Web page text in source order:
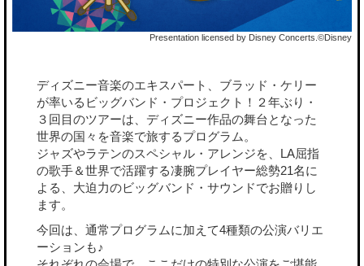
Presentation licensed by Disney Concerts.©Disney
ディズニー音楽のエキスパート、ブラッド・ケリー
が率いるビッグバンド・プロジェクト！​ ２年ぶり・
３回目のツアーは、ディズニー作品の舞台となった
世界の国々を音楽で旅するプログラム。​
ジャズやラテンのスペシャル・アレンジを、LA屈指
の歌手＆世界で活躍する凄腕プレイヤー総勢21名に
よる、大迫力のビッグバンド・サウンドでお贈りし
ます。
今回は、通常プログラムに加えて4種類の公演バリエ
ーションも♪